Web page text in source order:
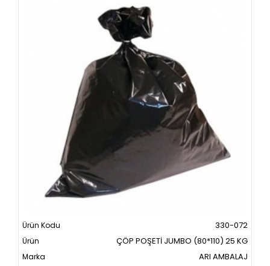
330-072
ÇÖP POŞETİ JUMBO (80*110) 25 KG
ARI AMBALAJ